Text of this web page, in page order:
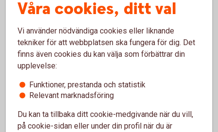
Börja pensionsspara
Så mycket behöver du pensionsspara - räkna själv.
Pensionsspara - räkna ut dinpension
Våra cookies, ditt val
Vi använder nödvändiga cookies eller liknande
tekniker för att webbplatsen ska fungera för dig. Det
finns även cookies du kan välja som förbättrar din
upplevelse:
Funktioner, prestanda och statistik
Relevant marknadsföring
Du kan ta tillbaka ditt cookie-medgivande när du vill,
på cookie-sidan eller under din profil när du är